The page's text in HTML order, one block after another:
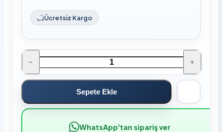
Ücretsiz Kargo
− +
Sepete Ekle
WhatsApp'tan sipariş ver